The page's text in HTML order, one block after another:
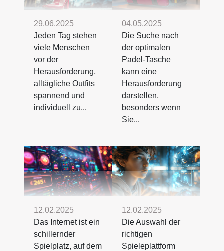
29.06.2025
Jeden Tag stehen
viele Menschen
vor der
Herausforderung,
alltägliche Outfits
spannend und
individuell zu...
04.05.2025
Die Suche nach
der optimalen
Padel-Tasche
kann eine
Herausforderung
darstellen,
besonders wenn
Sie...
12.02.2025
Das Internet ist ein
schillernder
Spielplatz, auf dem
12.02.2025
Die Auswahl der
richtigen
Spieleplattform